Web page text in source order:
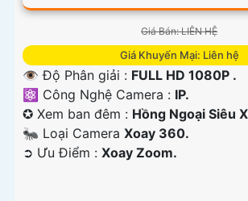
Giá Bán: LIÊN HỆ
Giá Khuyến Mại: Liên hệ
👁 Độ Phân giải : FULL HD 1080P .
⚛️ Công Nghệ Camera : IP.
✪ Xem ban đêm : Hồng Ngoại Siêu
🐜 Loại Camera Xoay 360.
️➲ Ưu Điểm : Xoay Zoom.